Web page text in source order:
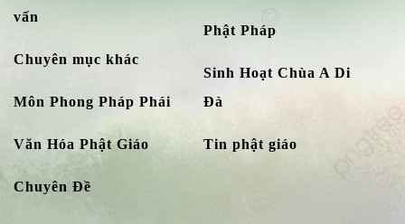
vấn
Chuyên mục khác
Môn Phong Pháp Phái
Văn Hóa Phật Giáo
Chuyên Đề
Phật Pháp
Sinh Hoạt Chùa A Di
Đà
Tin phật giáo